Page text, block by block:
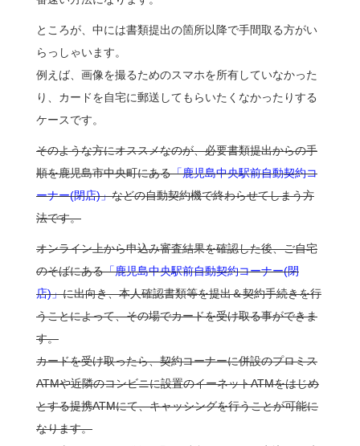
ところが、中には書類提出の箇所以降で手間取る方がい
らっしゃいます。
例えば、画像を撮るためのスマホを所有していなかった
り、カードを自宅に郵送してもらいたくなかったりする
ケースです。
そのような方にオススメなのが、必要書類提出からの手
順を鹿児島市中央町にある「鹿児島中央駅前自動契約コ
ーナー(閉店)」などの自動契約機で終わらせてしまう方
法です。
オンライン上から申込み審査結果を確認した後、ご自宅
のそばにある「鹿児島中央駅前自動契約コーナー(閉
店)」に出向き、本人確認書類等を提出＆契約手続きを行
うことによって、その場でカードを受け取る事ができま
す。
カードを受け取ったら、契約コーナーに併設のプロミス
ATMや近隣のコンビニに設置のイーネットATMをはじめ
とする提携ATMにて、キャッシングを行うことが可能に
なります。